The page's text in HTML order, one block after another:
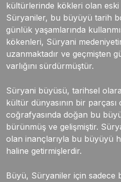
kültürlerinde kökleri olan eski
Süryaniler, bu büyüyü tarih
günlük yaşamlarında
kökenleri, Süryani
uzanmaktadır ve geçmişten
varlığını sürdürmüştür.
Süryani büyüsü, tarihsel
kültür dünyasının bir
coğrafyasında doğan bu
bürünmüş ve gelişmiştir.
olan inançlarıyla bu büyüyü
haline getirmişlerdir.
Büyü, Süryaniler için sadece